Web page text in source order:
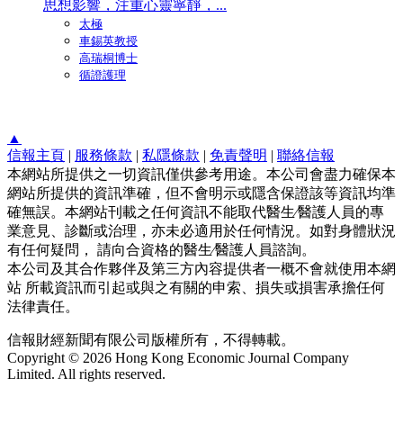
思想影響，注重心靈寧靜，...
太極
車錫英教授
高瑞桐博士
循證護理
▲
信報主頁 | 服務條款 | 私隱條款 | 免責聲明 | 聯絡信報
本網站所提供之一切資訊僅供參考用途。本公司會盡力確保本
網站所提供的資訊準確，但不會明示或隱含保證該等資訊均準
確無誤。本網站刊載之任何資訊不能取代醫生∕醫護人員的專
業意見、診斷或治理，亦未必適用於任何情況。如對身體狀況
有任何疑問， 請向合資格的醫生∕醫護人員諮詢。
本公司及其合作夥伴及第三方內容提供者一概不會就使用本網
站 所載資訊而引起或與之有關的申索、損失或損害承擔任何
法律責任。
信報財經新聞有限公司版權所有，不得轉載。
Copyright © 2026 Hong Kong Economic Journal Company
Limited. All rights reserved.